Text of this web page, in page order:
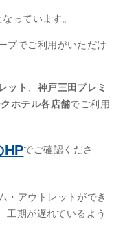
っています。
プでご利用がいただけ
ット
神戸三田プレミ
ホテル各店舗でご利用
HPでご確認くださ
・アウトレットができ
工期が遅れているよう